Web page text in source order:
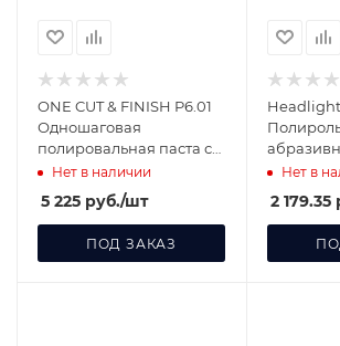
ONE CUT & FINISH P6.01
Одношаговая
полировальная паста с
защитным эффектом 1л
Нет в наличии
5 225 руб./шт
ПОД ЗАКАЗ
дляНет в
2 179.35